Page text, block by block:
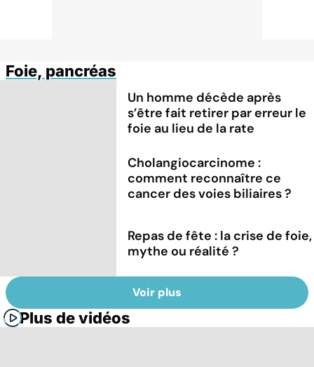
Foie, pancréas
Un homme décède après
s’être fait retirer par erreur le
foie au lieu de la rate
Cholangiocarcinome :
comment reconnaître ce
cancer des voies biliaires ?
Repas de fête : la crise de foie,
mythe ou réalité ?
Voir plus
Plus de vidéos